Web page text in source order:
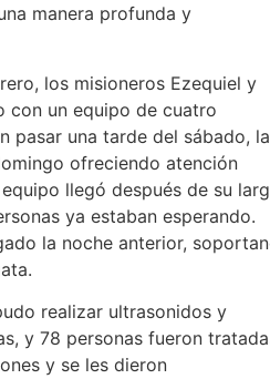
manera profunda y
los misioneros Ezequiel y
con un equipo de cuatro
pasar una tarde del sábado, la
ofreciendo atención
llegó después de su
ya estaban esperando.
la noche anterior,
realizar ultrasonidos y
y 78 personas fueron
y se les dieron